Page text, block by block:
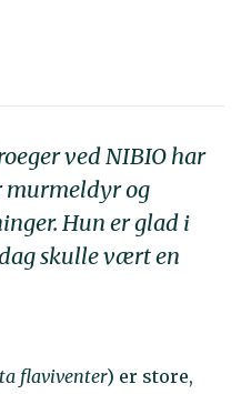
ved NIBIO har
murmeldyr og
Hun er glad i
skulle vært en
flaviventer) er store,